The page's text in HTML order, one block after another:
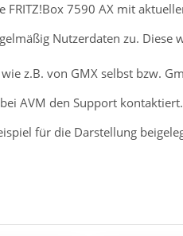
FRITZ!Box 7590 AX mit
Nutzerdaten zu.
z.B. von GMX selbst bzw.
AVM den Support
für die Darstellung